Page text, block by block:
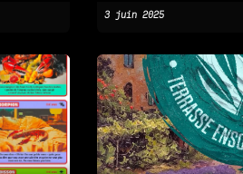
3 juin 2025